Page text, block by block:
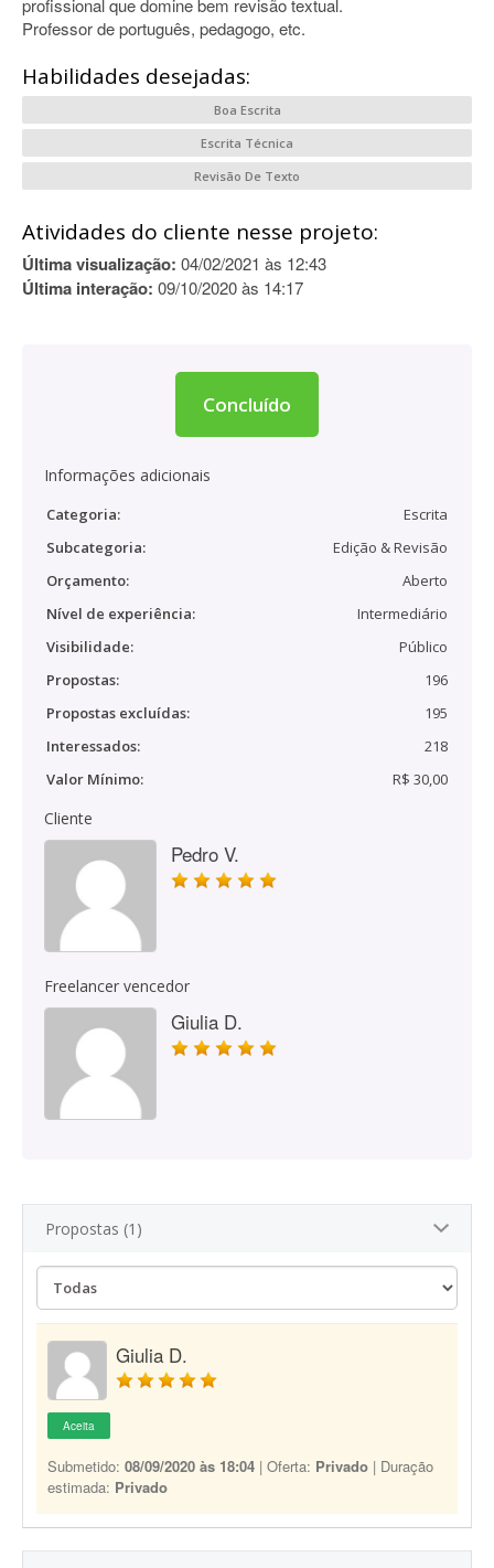
profissional que domine bem revisão textual.
Professor de português, pedagogo, etc.
Habilidades desejadas:
Boa Escrita
Escrita Técnica
Revisão De Texto
Atividades do cliente nesse projeto:
Última visualização: 04/02/2021 às 12:43
Última interação: 09/10/2020 às 14:17
Concluído
Informações adicionais
Categoria:
Escrita
Subcategoria:
Edição & Revisão
Orçamento:
Aberto
Nível de experiência:
Intermediário
Visibilidade:
Público
Propostas:
196
Propostas excluídas:
195
Interessados:
218
Valor Mínimo:
R$ 30,00
Cliente
Pedro V.
Freelancer vencedor
Giulia D.
Propostas (1)
Giulia D.
Aceita
Submetido: 08/09/2020 às 18:04 | Oferta: Privado | Duração
estimada: Privado